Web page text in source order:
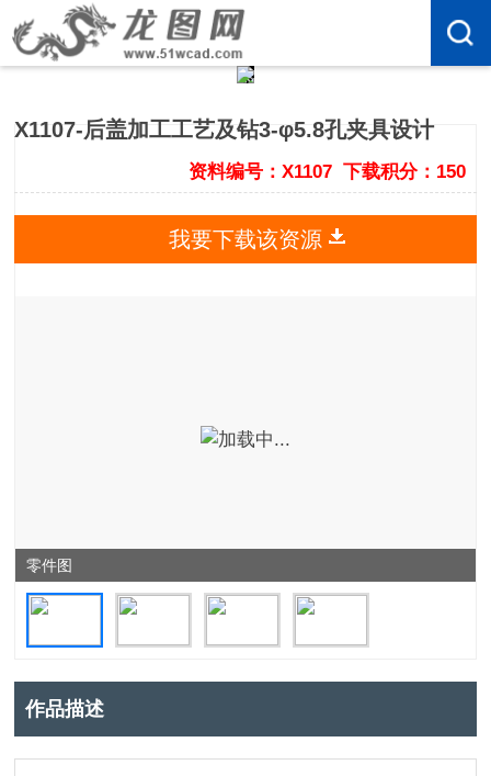
X1107-后盖加工工艺及钻3-φ5.8孔夹具设计
下载积分：150
资料编号：X1107
我要下载该资源
零件图
作品描述